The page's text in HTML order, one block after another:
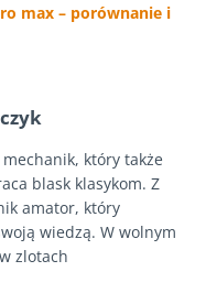
max – porównanie i
który także
blask klasykom. Z
amator, który
wiedzą. W wolnym
zlotach